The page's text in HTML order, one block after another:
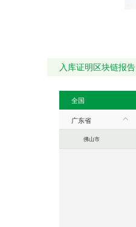
入库证明区块链报告
全国
广东省
佛山市